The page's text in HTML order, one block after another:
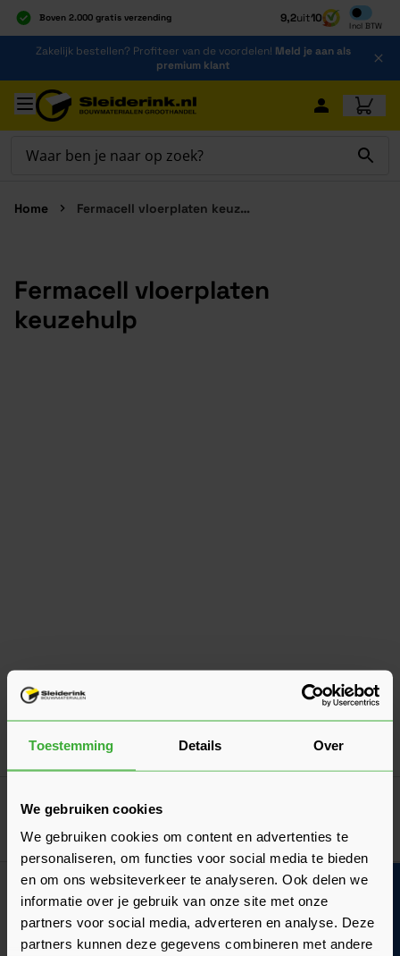
Toestemming Details Over
We gebruiken cookies
We gebruiken cookies om content en advertenties te
personaliseren, om functies voor social media te bieden
en om ons websiteverkeer te analyseren. Ook delen we
informatie over je gebruik van onze site met onze
partners voor social media, adverteren en analyse. Deze
partners kunnen deze gegevens combineren met andere
Boven 2.000 gratis verzending
Al 40 jaar dé specialist
Alles onder één dak
9,2uit10
Incl BTW
Inclusief
Ga naar de inhoud
Zakelijk bestellen? Profiteer van de voordelen! Meld je aan als
premium klant
Ga naar hoofdinhoud
Home Fermacell vloerplaten keuzehulp
Fermacell vloerplaten
keuzehulp
Alles voor bouwend Nederland.
Assortiment